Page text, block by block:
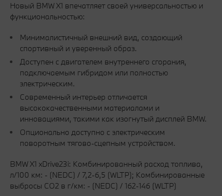
Новый BMW X1 впечатляет своей универсальностью и
функциональностью:
Минималистичный внешний вид, создающий
спортивный и уверенный образ.
Доступен с двигателем внутреннего сгорания,
подключаемым гибридом или полностью
электрическим.
Современный интерьер отличается
высококачественными материалами и
инновациями, такими как изогнутый дисплей BMW.
Опционально доступно с электрическим
поворотным тягово-сцепным устройством.
BMW X1 xDrive23i: Комбинированный расход топлива,
л/100 км: - (NEDC) / 7,2-6,5 (WLTP); Комбинированные
выбросы CO2 в г/км: - (NEDC) / 162-146 (WLTP)